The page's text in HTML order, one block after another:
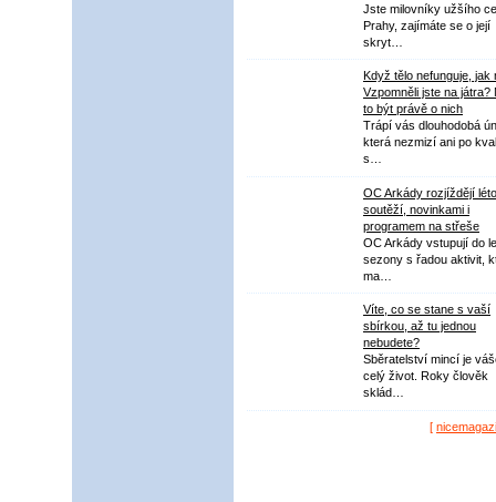
Jste milovníky užšího
Prahy, zajímáte se o její
skryt…
Když tělo nefunguje, jak
Vzpomněli jste na játra?
to být právě o nich
Trápí vás dlouhodobá
která nezmizí ani po
s…
OC Arkády rozjíždějí léto
soutěží, novinkami i
programem na střeše
OC Arkády vstupují do
sezony s řadou aktivit,
ma…
Víte, co se stane s vaší
sbírkou, až tu jednou
nebudete?
Sběratelství mincí je
celý život. Roky člověk
sklád…
[